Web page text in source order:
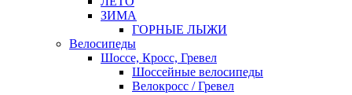
ЗИМА
ГОРНЫЕ ЛЫЖИ
Велосипеды
Шоссе, Кросс, Гревел
Шоссейные велосипеды
Велокросс / Гревел